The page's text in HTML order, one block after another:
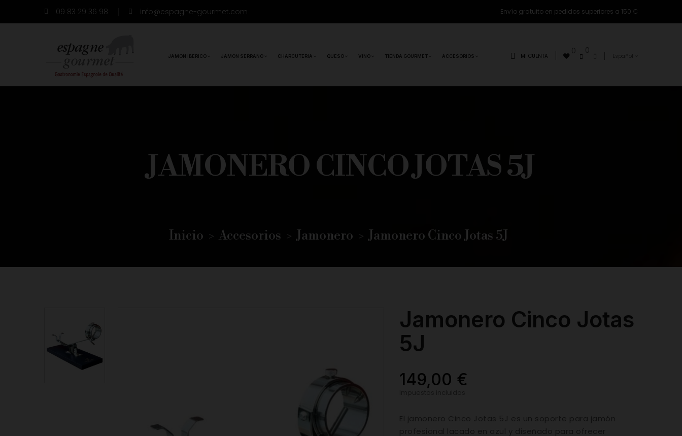
09 83 29 36 98 info@espagne-gourmet.com Envío gratuito en pedidos superiores a 150 €
JAMÓN IBÉRICO JAMÓN SERRANO CHARCUTERÍA QUESO VINO TIENDA GOURMET ACCESORIOS MI CUENTA
JAMONERO CINCO JOTAS 5J
Inicio Accesorios Jamonero Jamonero Cinco Jotas 5J
Jamonero Cinco Jotas
5J
149,00 €